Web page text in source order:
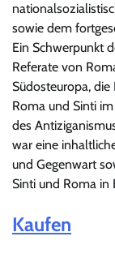
sowie dem
Ein Schwerpunkt
Referate von
Südosteuropa,
Roma und Sinti
des
war eine
und Gegenwart
Sinti und Roma in
Kaufen